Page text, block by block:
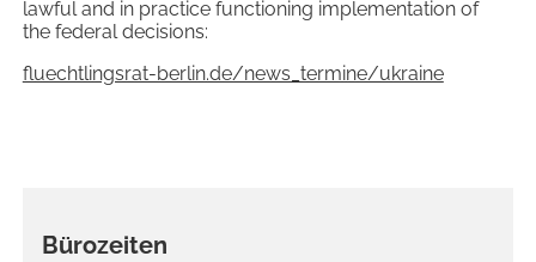
lawful and in practice functioning implementation of
the federal decisions:
fluechtlingsrat-berlin.de/news_termine/ukraine
Bürozeiten